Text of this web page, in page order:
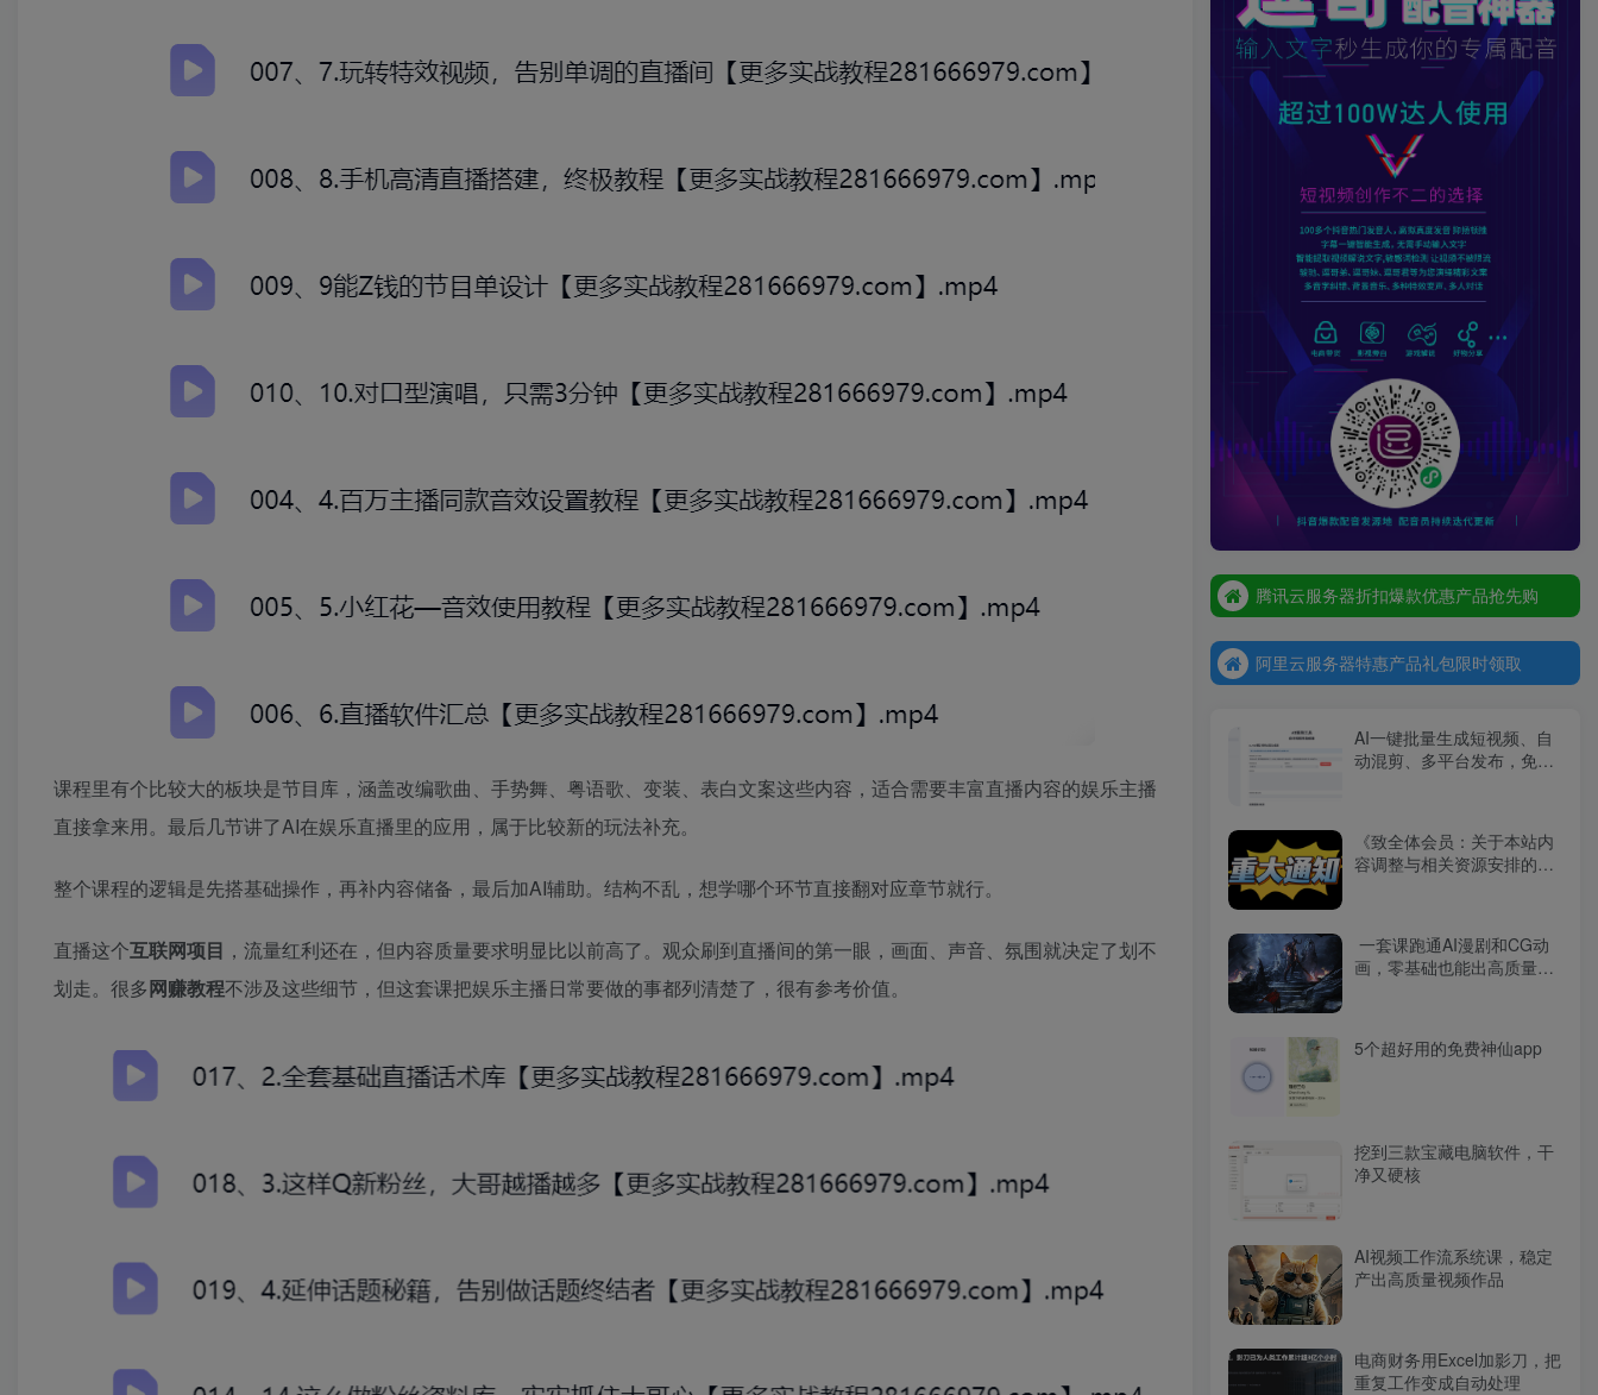
课程里有个比较大的板块是节目库，涵盖改编歌曲、手势舞、粤语歌、变装、表白文案这些内容，适合需要丰富直播内容的娱乐主播
直接拿来用。最后几节讲了AI在娱乐直播里的应用，属于比较新的玩法补充。
整个课程的逻辑是先搭基础操作，再补内容储备，最后加AI辅助。结构不乱，想学哪个环节直接翻对应章节就行。
直播这个互联网项目 ，流量红利还在，但内容质量要求明显比以前高了。观众刷到直播间的第一眼，画面、声音、氛围就决定了划不
划走。很多网赚教程不涉及这些细节，但这套课把娱乐主播日常要做的事都列清楚了，很有参考价值。
腾讯云服务器折扣爆款优惠产品抢先购
腾讯云服务器折扣爆款优惠产品抢先购
阿里云服务器特惠产品礼包限时领取
阿里云服务器特惠产品礼包限时领取
阿里云服务器特惠产品礼包限时领取
AI一键批量生成短视频、自
动混剪、多平台发布，免费
《致全体会员：关于本站内
容调整与相关资源安排的说
一套课跑通AI漫剧和CG动
画，零基础也能出高质量作
5个超好用的免费神仙app
挖到三款宝藏电脑软件，干
净又硬核
AI视频工作流系统课，稳定
产出高质量视频作品
电商财务用Excel加影刀，把
重复工作变成自动处理